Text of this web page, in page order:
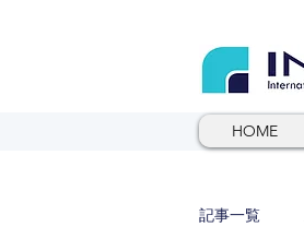
HOME
記事一覧